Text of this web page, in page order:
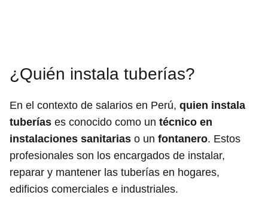
¿Quién instala tuberías?
En el contexto de salarios en Perú, quien instala
tuberías es conocido como un técnico en
instalaciones sanitarias o un fontanero. Estos
profesionales son los encargados de instalar,
reparar y mantener las tuberías en hogares,
edificios comerciales e industriales.